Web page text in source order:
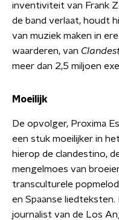
inventiviteit van Frank
de band verlaat, houdt
van muziek maken in
waarderen, van
meer dan 2,5 miljoen
Moeilijk
De opvolger, Proxima
een stuk moeilijker in
hierop de clandestino,
mengelmoes van
transculturele
en Spaanse
journalist van de Los